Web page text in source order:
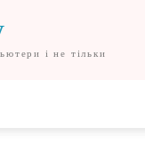
і не тільки